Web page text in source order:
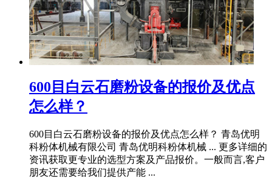
600目白云石磨粉设备的报价及优点
怎么样？
600目白云石磨粉设备的报价及优点怎么样？ 青岛优明
科粉体机械有限公司 青岛优明科粉体机械 ... 更多详细的
资讯获取更专业的选型方案及产品报价。一般而言,客户
朋友还需要给我们提供产能 ...